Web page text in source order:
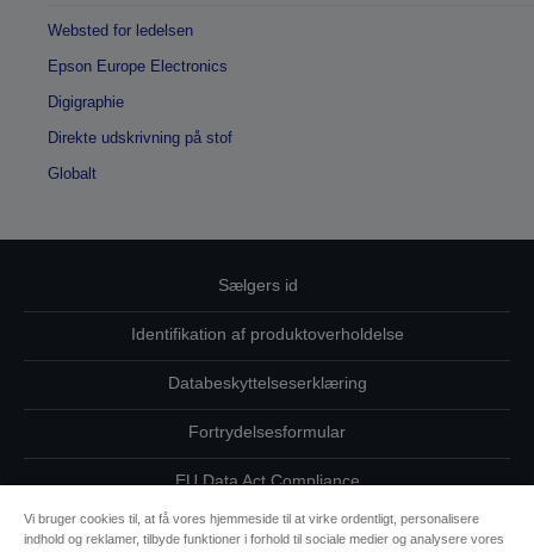
Websted for ledelsen
Epson Europe Electronics
Digigraphie
Direkte udskrivning på stof
Globalt
Sælgers id
Identifikation af produktoverholdelse
Databeskyttelseserklæring
Fortrydelsesformular
EU Data Act Compliance
Kontakt os vedrørende dine data
Vi bruger cookies til, at få vores hjemmeside til at virke ordentligt, personalisere
indhold og reklamer, tilbyde funktioner i forhold til sociale medier og analysere vores